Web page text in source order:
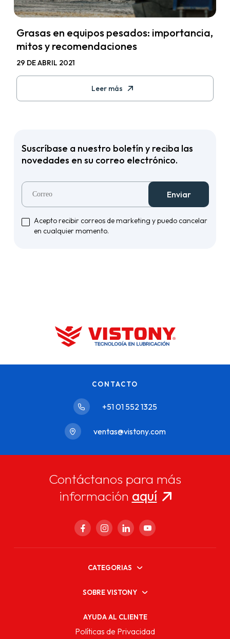
Grasas en equipos pesados: importancia,
mitos y recomendaciones
29 DE ABRIL 2021
Leer más
Suscríbase a nuestro boletín y reciba las
novedades en su correo electrónico.
Enviar
Acepto recibir correos de marketing y puedo cancelar
en cualquier momento.
CONTACTO
+51 01 552 1325
ventas@vistony.com
Contáctanos para más
información aquí
CATEGORIAS
SOBRE VISTONY
AYUDA AL CLIENTE
Políticas de Privacidad